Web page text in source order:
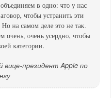
в одно: что у нас
чтобы устранить эти
на самом деле это не так.
очень, очень усердно, чтобы
категории.
президент Apple по